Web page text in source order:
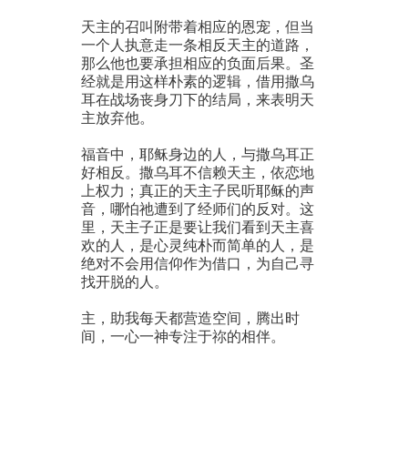
天主的召叫附带着相应的恩宠，但当
一个人执意走一条相反天主的道路，
那么他也要承担相应的负面后果。圣
经就是用这样朴素的逻辑，借用撒乌
耳在战场丧身刀下的结局，来表明天
主放弃他。
福音中，耶稣身边的人，与撒乌耳正
好相反。撒乌耳不信赖天主，依恋地
上权力；真正的天主子民听耶稣的声
音，哪怕祂遭到了经师们的反对。这
里，天主子正是要让我们看到天主喜
欢的人，是心灵纯朴而简单的人，是
绝对不会用信仰作为借口，为自己寻
找开脱的人。
主，助我每天都营造空间，腾出时
间，一心一神专注于祢的相伴。